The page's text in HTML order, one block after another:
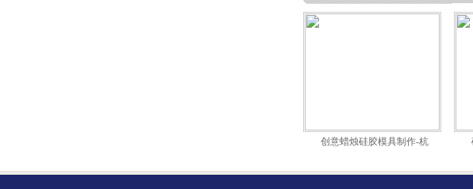
创意蜡烛硅胶模具制作-杭